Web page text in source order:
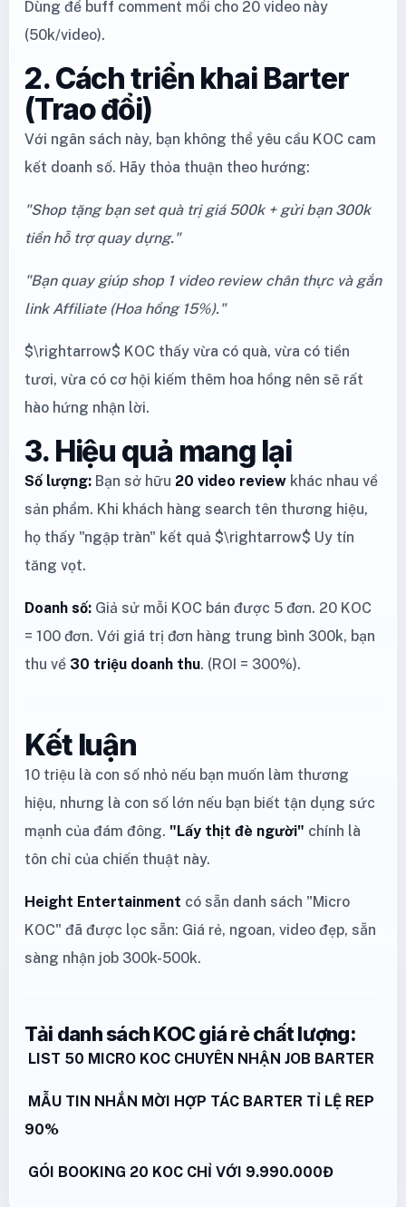
Dùng để buff comment mồi cho 20 video này
(50k/video).
2. Cách triển khai Barter
(Trao đổi)
Với ngân sách này, bạn không thể yêu cầu KOC cam
kết doanh số. Hãy thỏa thuận theo hướng:
"Shop tặng bạn set quà trị giá 500k + gửi bạn 300k
tiền hỗ trợ quay dựng."
"Bạn quay giúp shop 1 video review chân thực và gắn
link Affiliate (Hoa hồng 15%)."
$\rightarrow$ KOC thấy vừa có quà, vừa có tiền
tươi, vừa có cơ hội kiếm thêm hoa hồng nên sẽ rất
hào hứng nhận lời.
3. Hiệu quả mang lại
Số lượng: Bạn sở hữu 20 video review khác nhau về
sản phẩm. Khi khách hàng search tên thương hiệu,
họ thấy "ngập tràn" kết quả $\rightarrow$ Uy tín
tăng vọt.
Doanh số: Giả sử mỗi KOC bán được 5 đơn. 20 KOC
= 100 đơn. Với giá trị đơn hàng trung bình 300k, bạn
thu về 30 triệu doanh thu. (ROI = 300%).
Kết luận
10 triệu là con số nhỏ nếu bạn muốn làm thương
hiệu, nhưng là con số lớn nếu bạn biết tận dụng sức
mạnh của đám đông. "Lấy thịt đè người" chính là
tôn chỉ của chiến thuật này.
Height Entertainment có sẵn danh sách "Micro
KOC" đã được lọc sẵn: Giá rẻ, ngoan, video đẹp, sẵn
sàng nhận job 300k-500k.
Tải danh sách KOC giá rẻ chất lượng:
LIST 50 MICRO KOC CHUYÊN NHẬN JOB BARTER
MẪU TIN NHẮN MỜI HỢP TÁC BARTER TỈ LỆ REP
90%
GÓI BOOKING 20 KOC CHỈ VỚI 9.990.000Đ